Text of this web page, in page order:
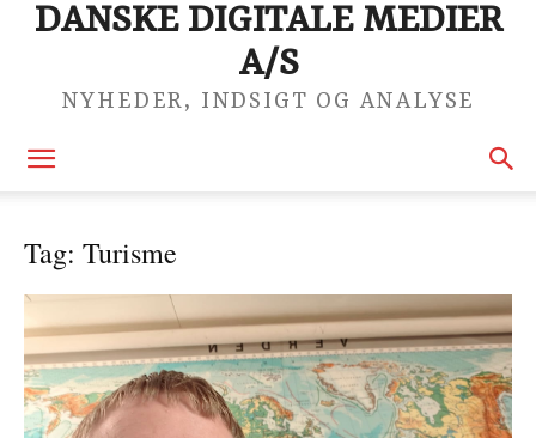
DANSKE DIGITALE MEDIER
A/S
NYHEDER, INDSIGT OG ANALYSE
Tag: Turisme